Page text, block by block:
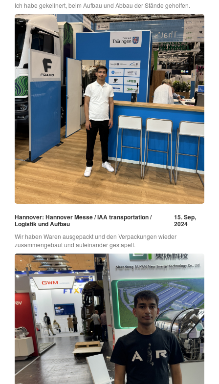
Ich habe gekellnert, beim Aufbau und Abbau der Stände geholfen.
Hannover: Hannover Messe / IAA transportation /
Logistik und Aufbau
15. Sep,
2024
Wir haben Waren ausgepackt und den Verpackungen wieder
zusammengebaut und aufeinander gestapelt.